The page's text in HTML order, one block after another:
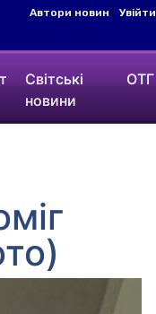
Автори новин Увійти
Світські
новини
ОТГ